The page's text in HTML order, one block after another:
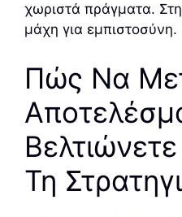
χωριστά πράγματα.
μάχη για εμπιστοσύνη.
Πώς Να
Τη